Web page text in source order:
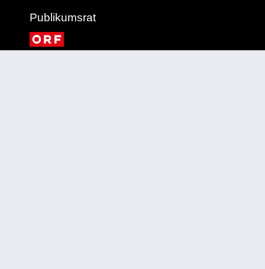
Publikumsrat